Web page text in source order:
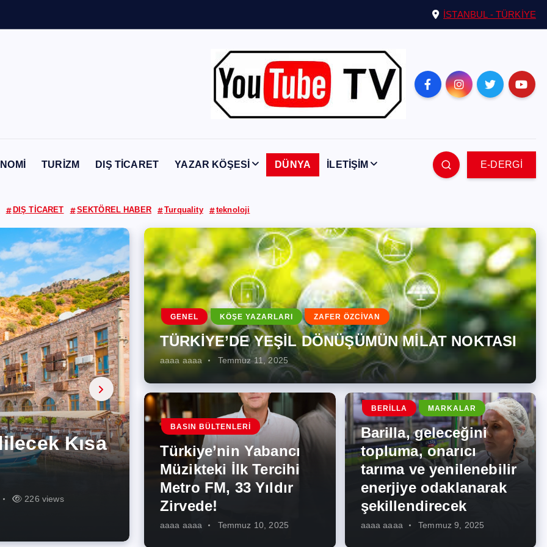
İSTANBUL - TÜRKİYE
TURİZM DIŞ TİCARET YAZAR KÖŞESİ DÜNYA İLETİŞİM E-DERGİ
DIŞ TİCARET SEKTÖREL HABER Turquality teknoloji
343 views
İlk
Zirvede!
272 views
onarıcı
274 views
Enerji
İş
286 views
Kısa
226 views
Artması
261 views
GENEL KÖŞE YAZARLARI ZAFER ÖZCİVAN
TÜRKİYE’DE YEŞİL DÖNÜŞÜMÜN MİLAT NOKTASI
aaaa aaaa Temmuz 11, 2025
BASIN BÜLTENLERI
Türkiye’nin Yabancı
Müzikteki İlk Tercihi
Metro FM, 33 Yıldır
Zirvede!
aaaa aaaa Temmuz 10, 2025
BERILLA MARKALAR
Barilla, geleceğini
topluma, onarıcı
tarıma ve yenilenebilir
enerjiye odaklanarak
şekillendirecek
aaaa aaaa Temmuz 9, 2025